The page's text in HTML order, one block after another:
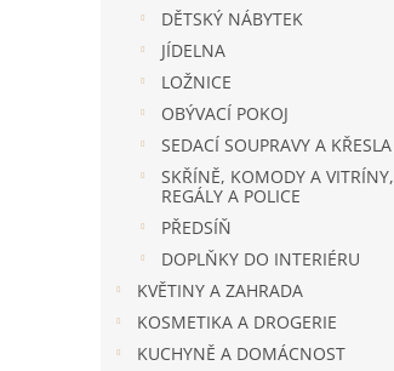
DĚTSKÝ NÁBYTEK
JÍDELNA
LOŽNICE
OBÝVACÍ POKOJ
SEDACÍ SOUPRAVY A KŘESLA
SKŘÍNĚ, KOMODY A VITRÍNY,
REGÁLY A POLICE
PŘEDSÍŇ
DOPLŇKY DO INTERIÉRU
KVĚTINY A ZAHRADA
KOSMETIKA A DROGERIE
KUCHYNĚ A DOMÁCNOST